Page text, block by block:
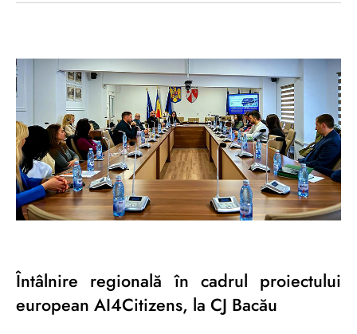
Întâlnire regională în cadrul proiectului
european AI4Citizens, la CJ Bacău